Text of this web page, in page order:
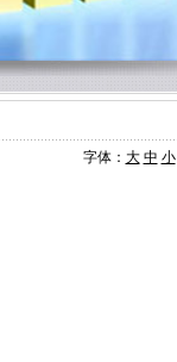
字体： 大 中 小